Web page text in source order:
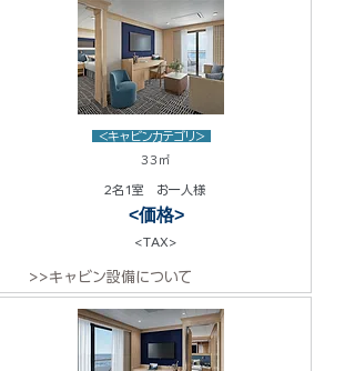
<キャビンカテゴリ>
33㎡
2名1室 お一人様
<価格>
<TAX>
>>キャビン設備について